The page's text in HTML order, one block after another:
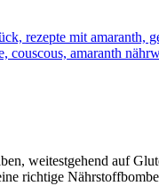
weitestgehend auf
richtige